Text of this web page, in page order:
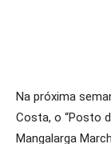
Na próxima
Costa, o “Posto
Mangalarga